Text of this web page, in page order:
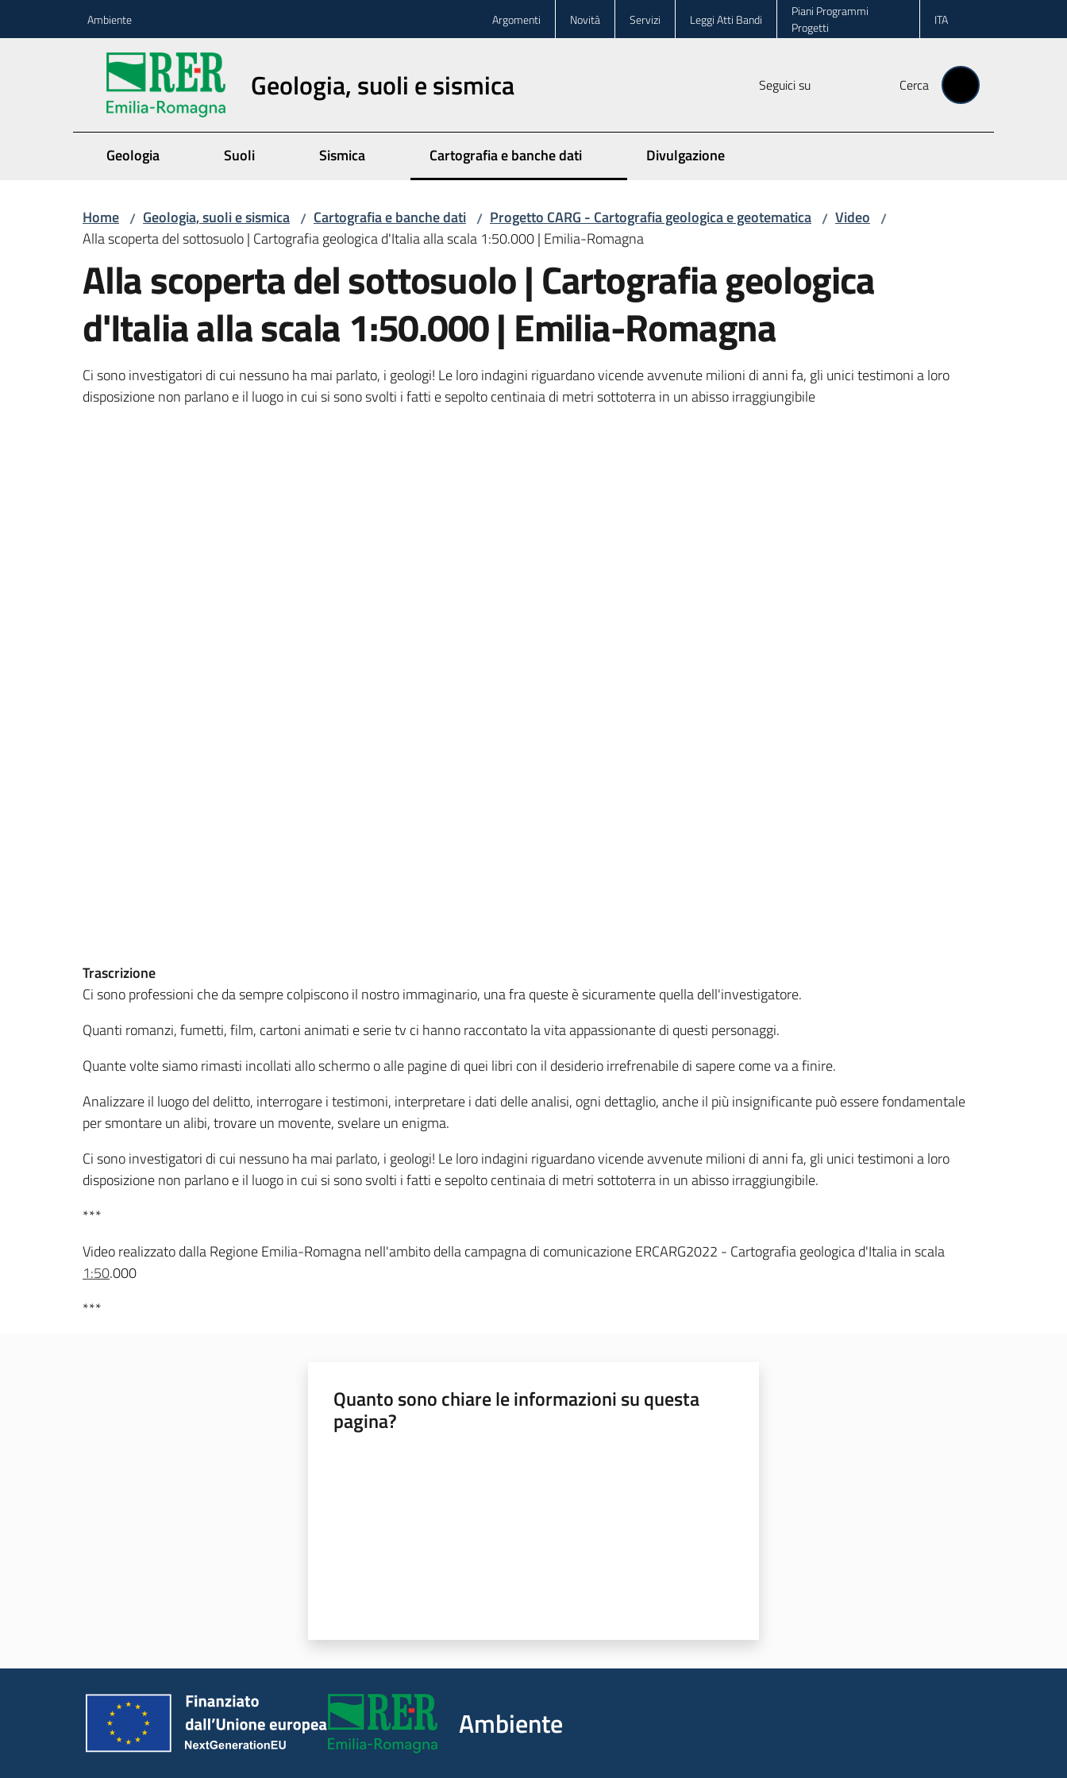
Ambiente Argomenti Novità Servizi Leggi Atti Bandi
Piani Programmi
Progetti
ITA
Geologia, suoli e sismica Seguici su Cerca
Geologia Suoli Sismica Cartografia e banche dati Divulgazione
Home / Geologia, suoli e sismica / Cartografia e banche dati / Progetto CARG - Cartografia geologica e geotematica / Video /
Alla scoperta del sottosuolo | Cartografia geologica d'Italia alla scala 1:50.000 | Emilia-Romagna
Alla scoperta del sottosuolo | Cartografia geologica
d'Italia alla scala 1:50.000 | Emilia-Romagna
Ci sono investigatori di cui nessuno ha mai parlato, i geologi! Le loro indagini riguardano vicende avvenute milioni di anni fa, gli unici testimoni a loro
disposizione non parlano e il luogo in cui si sono svolti i fatti e sepolto centinaia di metri sottoterra in un abisso irraggiungibile
Trascrizione
Ci sono professioni che da sempre colpiscono il nostro immaginario, una fra queste è sicuramente quella dell'investigatore.
Quanti romanzi, fumetti, film, cartoni animati e serie tv ci hanno raccontato la vita appassionante di questi personaggi.
Quante volte siamo rimasti incollati allo schermo o alle pagine di quei libri con il desiderio irrefrenabile di sapere come va a finire.
Analizzare il luogo del delitto, interrogare i testimoni, interpretare i dati delle analisi, ogni dettaglio, anche il più insignificante può essere fondamentale
per smontare un alibi, trovare un movente, svelare un enigma.
Ci sono investigatori di cui nessuno ha mai parlato, i geologi! Le loro indagini riguardano vicende avvenute milioni di anni fa, gli unici testimoni a loro
disposizione non parlano e il luogo in cui si sono svolti i fatti e sepolto centinaia di metri sottoterra in un abisso irraggiungibile.
***
Video realizzato dalla Regione Emilia-Romagna nell'ambito della campagna di comunicazione ERCARG2022 - Cartografia geologica d'Italia in scala
1:50.000
***
Quanto sono chiare le informazioni su questa
pagina?
Ambiente